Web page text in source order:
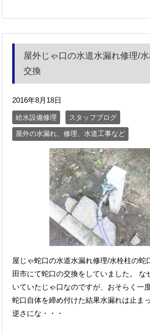
屋外じゃ口の水道水漏れ修理/
交換
2016年8月18日
給水設備修理 スタッフブログ
屋外の水漏れ、修理、水道工事など
屋じゃ蛇口の水道水漏れ修理/水栓柱の蛇
田市にて蛇口の交換をしていました。 な
いていたじゃ口なのですが、おそらく一
蛇口自体を締め付けた結果水漏れは止ま
逆さにな・・・